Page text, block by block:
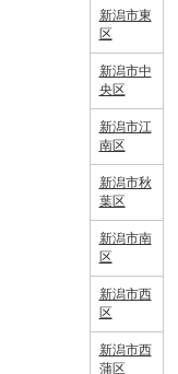
新潟市東
区
新潟市中
央区
新潟市江
南区
新潟市秋
葉区
新潟市南
区
新潟市西
区
新潟市西
蒲区